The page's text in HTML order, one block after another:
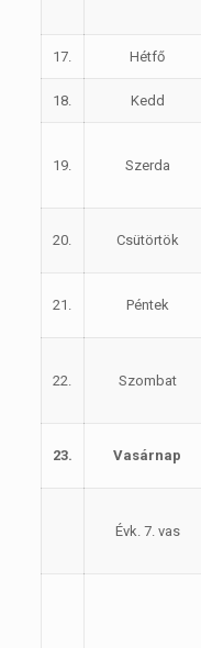
17. Hétfő
18. Kedd
19. Szerda
20. Csütörtök
21. Péntek
22. Szombat
23. Vasárnap
Évk. 7. vas